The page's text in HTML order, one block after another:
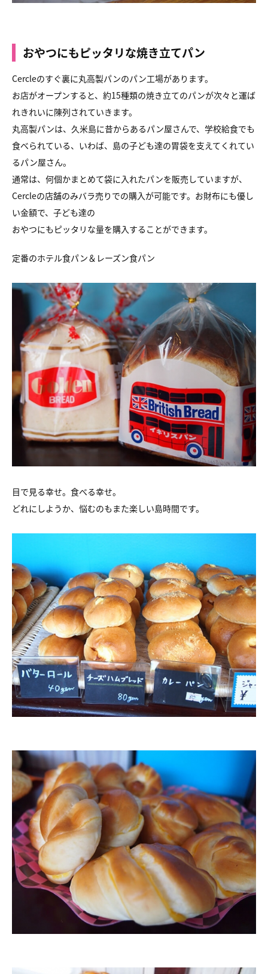
おやつにもピッタリな焼き立てパン
Cercleのすぐ裏に丸高製パンのパン工場があります。
お店がオープンすると、約15種類の焼き立てのパンが次々と運ば
れきれいに陳列されていきます。
丸高製パンは、久米島に昔からあるパン屋さんで、学校給食でも
食べられている、いわば、島の子ども達の胃袋を支えてくれてい
るパン屋さん。
通常は、何個かまとめて袋に入れたパンを販売していますが、
Cercleの店舗のみバラ売りでの購入が可能です。お財布にも優し
い金額で、子ども達の
おやつにもピッタリな量を購入することができます。
定番のホテル食パン＆レーズン食パン
目で見る幸せ。食べる幸せ。
どれにしようか、悩むのもまた楽しい島時間です。